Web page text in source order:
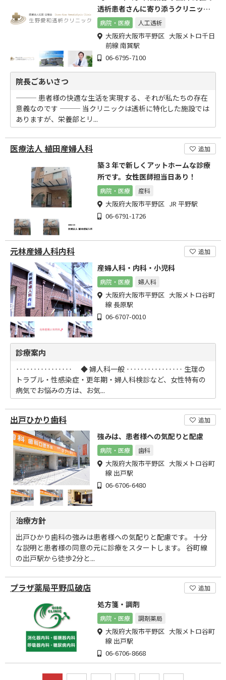
透析患者さんに寄り添うクリニック
(南巽駅徒歩約7分)
病院・医療 人工透析
大阪府大阪市平野区 大阪メトロ千日
前線 南巽駅
06-6795-7100
院長ごあいさつ
――― 患者様の快適な生活を実現する、それが私たちの存在
意義なのです ――― 当クリニックは透析に特化した施設では
ありますが、栄養部とリ...
医療法人 植田産婦人科 追加
築３年で新しくアットホームな診療
所です。女性医師担当日あり！
病院・医療 産科
大阪府大阪市平野区 JR 平野駅
06-6791-1726
元林産婦人科内科 追加
産婦人科・内科・小児科
病院・医療 婦人科
大阪府大阪市平野区 大阪メトロ谷町
線 長原駅
06-6707-0010
診療案内
‥‥‥‥‥‥‥‥ ◆ 婦人科一般 ‥‥‥‥‥‥‥‥ 生理の
トラブル・性感染症・更年期・婦人科検診など、女性特有の
病気でお悩みの方は、お気...
出戸ひかり歯科 追加
強みは、患者様への気配りと配慮
病院・医療 歯科
大阪府大阪市平野区 大阪メトロ谷町
線 出戸駅
06-6706-6480
治療方針
出戸ひかり歯科の強みは患者様への気配りと配慮です。 十分
な説明と患者様の同意の元に診療をスタートします。 谷町線
の出戸駅から徒歩2分と...
プラザ薬局平野瓜破店 追加
処方箋・調剤
病院・医療 調剤薬局
大阪府大阪市平野区 大阪メトロ谷町
線 出戸駅
06-6706-8668